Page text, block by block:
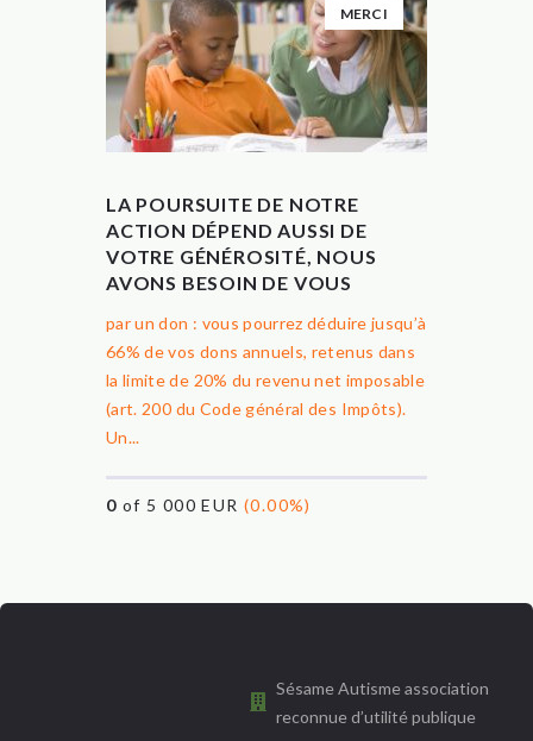
MERCI
LA POURSUITE DE NOTRE
ACTION DÉPEND AUSSI DE
VOTRE GÉNÉROSITÉ, NOUS
AVONS BESOIN DE VOUS
par un don : vous pourrez déduire jusqu’à
66% de vos dons annuels, retenus dans
la limite de 20% du revenu net imposable
(art. 200 du Code général des Impôts).
Un...
0 of 5 000 EUR(0.00%)
Sésame Autisme association
reconnue d’utilité publique